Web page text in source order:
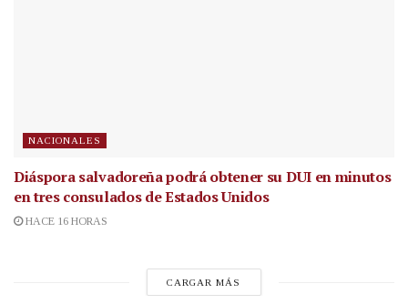
NACIONALES
Diáspora salvadoreña podrá obtener su DUI en minutos
en tres consulados de Estados Unidos
HACE 16 HORAS
CARGAR MÁS